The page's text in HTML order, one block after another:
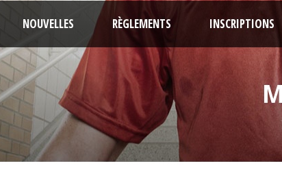
NOUVELLES RÈGLEMENTS INSCRIPTIONS